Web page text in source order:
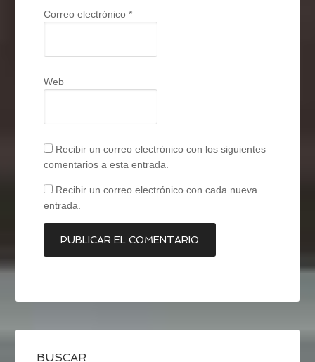
Correo electrónico*
Web
Recibir un correo electrónico con los siguientes
comentarios a esta entrada.
Recibir un correo electrónico con cada nueva
entrada.
BUSCAR